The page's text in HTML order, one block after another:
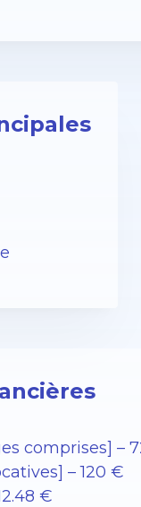
comprises] –
– 120 €
€